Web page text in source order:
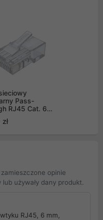
Pass-
RJ45 Cat. 6
opinie
używały dany produkt.
RJ45, 6 mm,